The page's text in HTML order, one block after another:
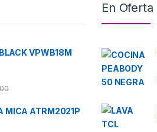
VPWB18M
MICA ATRM2021P
En Oferta